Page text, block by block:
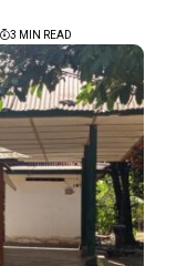
3 MIN READ